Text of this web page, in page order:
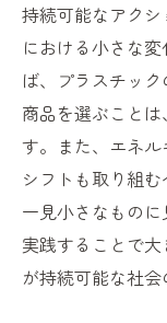
持続可
持続可
教訓か
成功事
持続可
役割
持続可能性
未来を
持続可能なアク
における小さな
ば、プラスチッ
商品を選ぶこと
す。また、エネ
シフトも取り組
一見小さなもの
実践することで
が持続可能な社会